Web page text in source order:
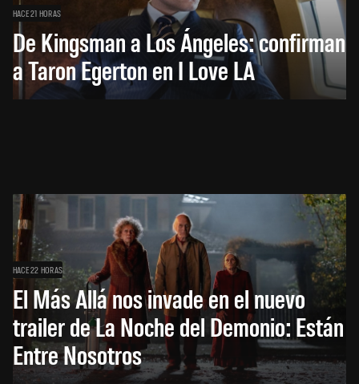
HACE 21 HORAS
De Kingsman a Los Ángeles: confirman
a Taron Egerton en I Love LA
HACE 22 HORAS
El Más Allá nos invade en el nuevo
trailer de La Noche del Demonio: Están
Entre Nosotros